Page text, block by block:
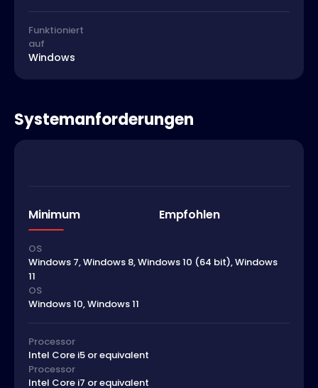
Funktioniert
auf
Windows
Systemanforderungen
Minimum Empfohlen
OS
Windows 7, Windows 8, Windows 10 (64 bit), Windows
11
OS
Windows 10, Windows 11
Processor
Intel Core i5 or equivalent
Processor
Intel Core i7 or equivalent